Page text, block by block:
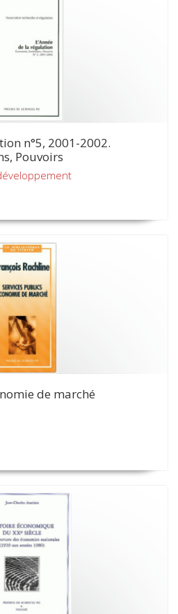
n°5, 2001-2002.
Pouvoirs
de marché